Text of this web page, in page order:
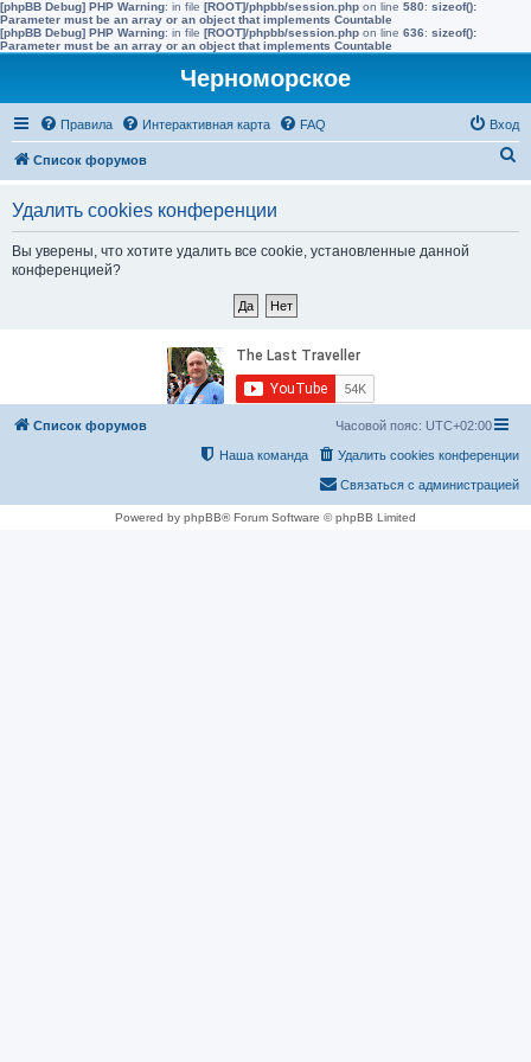
[phpBB Debug] PHP Warning: in file [ROOT]/phpbb/session.php on line 580: sizeof():
Parameter must be an array or an object that implements Countable
[phpBB Debug] PHP Warning: in file [ROOT]/phpbb/session.php on line 636: sizeof():
Parameter must be an array or an object that implements Countable
Черноморское
Правила Интерактивная карта FAQ Вход
Список форумов
Удалить cookies конференции
Вы уверены, что хотите удалить все cookie, установленные данной
конференцией?
Список форумов Часовой пояс: UTC+02:00
Удалить cookies конференции
Наша команда
Связаться с администрацией
Powered by phpBB® Forum Software © phpBB Limited